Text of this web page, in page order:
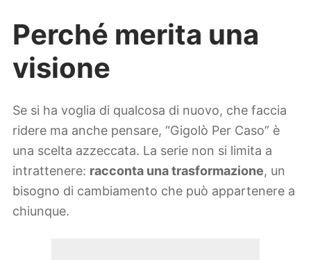
Perché merita una
visione
Se si ha voglia di qualcosa di nuovo, che faccia
ridere ma anche pensare, “Gigolò Per Caso” è
una scelta azzeccata. La serie non si limita a
intrattenere: racconta una trasformazione, un
bisogno di cambiamento che può appartenere a
chiunque.